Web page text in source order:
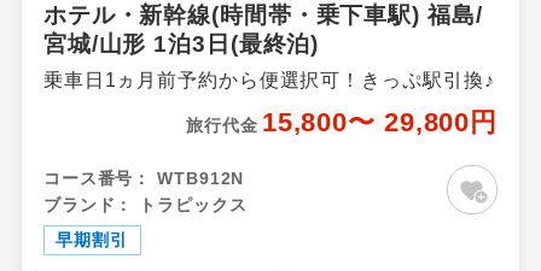
ホテル・新幹線(時間帯・乗下車駅) 福島/
宮城/山形 1泊3日(最終泊)
乗車日1ヵ月前予約から便選択可！きっぷ駅引換♪
旅行代金 15,800〜 29,800円
コース番号：
WTB912N
ブランド：
トラピックス
早期割引